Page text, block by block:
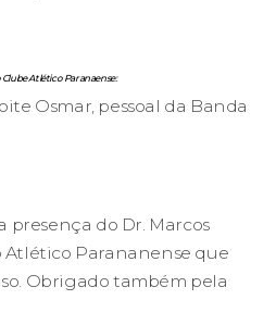
Atlético Paranaense:
Osmar, pessoal da Banda
do Dr. Marcos
Atlético Parananense que
Obrigado também pela